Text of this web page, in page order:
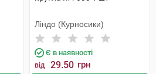
Ліндо (Курносики)
Є в наявності
від 29.50 грн